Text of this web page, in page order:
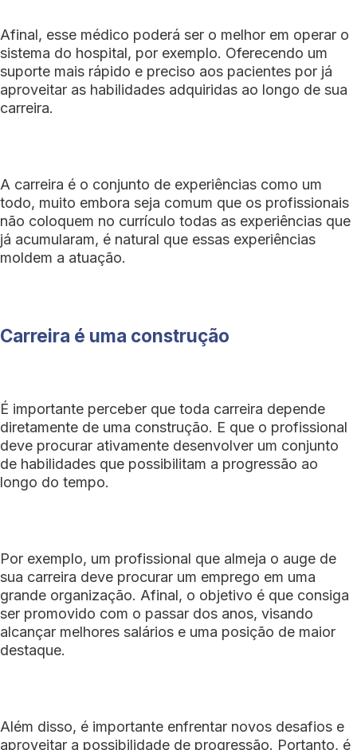
Afinal, esse médico poderá ser o melhor em operar o
sistema do hospital, por exemplo. Oferecendo um
suporte mais rápido e preciso aos pacientes por já
aproveitar as habilidades adquiridas ao longo de sua
carreira.
A carreira é o conjunto de experiências como um
todo, muito embora seja comum que os profissionais
não coloquem no currículo todas as experiências que
já acumularam, é natural que essas experiências
moldem a atuação.
Carreira é uma construção
É importante perceber que toda carreira depende
diretamente de uma construção. E que o profissional
deve procurar ativamente desenvolver um conjunto
de habilidades que possibilitam a progressão ao
longo do tempo.
Por exemplo, um profissional que almeja o auge de
sua carreira deve procurar um emprego em uma
grande organização. Afinal, o objetivo é que consiga
ser promovido com o passar dos anos, visando
alcançar melhores salários e uma posição de maior
destaque.
Além disso, é importante enfrentar novos desafios e
aproveitar a possibilidade de progressão. Portanto, é